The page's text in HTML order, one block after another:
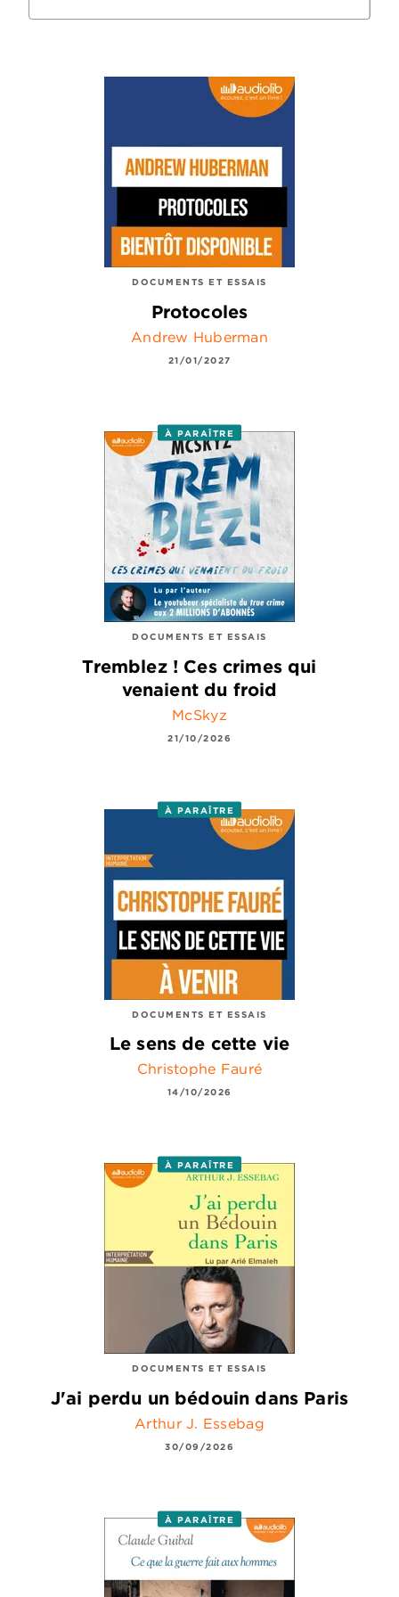
DOCUMENTS ET ESSAIS
Protocoles
Andrew Huberman
21/01/2027
À PARAÎTRE
DOCUMENTS ET ESSAIS
Tremblez ! Ces crimes qui
venaient du froid
McSkyz
21/10/2026
À PARAÎTRE
DOCUMENTS ET ESSAIS
Le sens de cette vie
Christophe Fauré
14/10/2026
À PARAÎTRE
DOCUMENTS ET ESSAIS
J'ai perdu un bédouin dans Paris
Arthur J. Essebag
30/09/2026
À PARAÎTRE